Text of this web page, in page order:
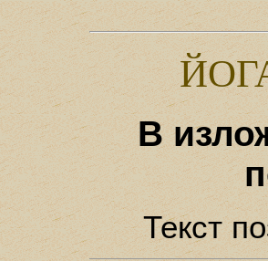
В
Текст